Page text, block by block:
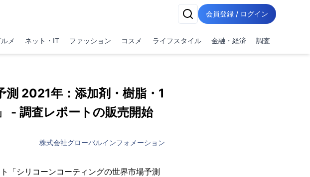
会員登録 / ログイン
メ ネット・IT ファッション コスメ ライフスタイル 金融・経済 調査
測 2021年：添加剤・樹脂・1
- 調査レポートの販売開始
株式会社グローバルインフォメーション
「シリコーンコーティングの世界市場予測